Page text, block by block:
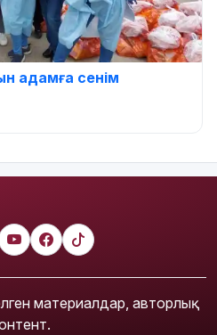
адамға сенім
материалдар, авторлық